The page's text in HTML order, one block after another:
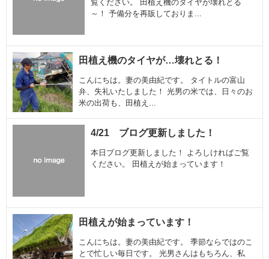
覧ください。 田植え機のタイヤが壊れとる
～！ 予備分を再販しておりま...
田植え機のタイヤが…壊れとる！
こんにちは。妻の美由紀です。 タイトルの富山
弁、失礼いたしました！ 光男の米では、日々のお
米の出荷も、田植え...
4/21 ブログ更新しました！
本日ブログ更新しました！ よろしければご覧
ください。 田植えが始まっています！
田植えが始まっています！
こんにちは。妻の美由紀です。 季節ならではのこ
とで忙しい毎日です。 光男さんはもちろん、私